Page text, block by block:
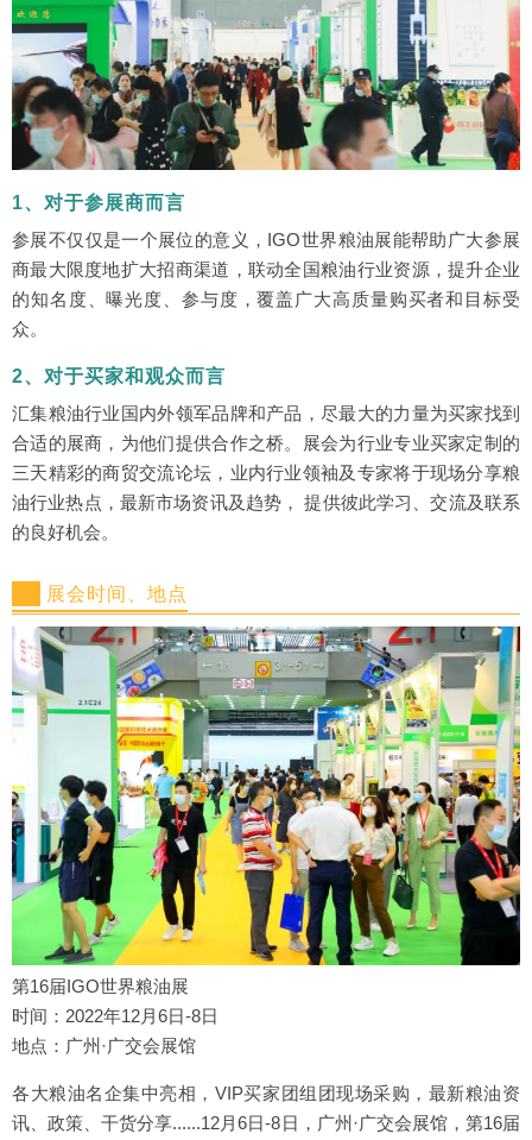
1、对于参展商而言
参展不仅仅是一个展位的意义，IGO世界粮油展能帮助广大参展
商最大限度地扩大招商渠道，联动全国粮油行业资源，提升企业
的知名度、曝光度、参与度，覆盖广大高质量购买者和目标受
众。
2、对于买家和观众而言
汇集粮油行业国内外领军品牌和产品，尽最大的力量为买家找到
合适的展商，为他们提供合作之桥。展会为行业专业买家定制的
三天精彩的商贸交流论坛，业内行业领袖及专家将于现场分享粮
油行业热点，最新市场资讯及趋势， 提供彼此学习、交流及联系
的良好机会。
展会时间、地点
第16届IGO世界粮油展
时间：2022年12月6日-8日
地点：广州·广交会展馆
各大粮油名企集中亮相，VIP买家团组团现场采购，最新粮油资
讯、政策、干货分享......12月6日-8日，广州·广交会展馆，第16届